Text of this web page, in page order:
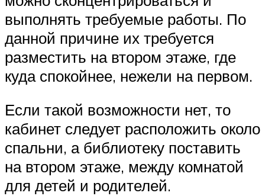
выполнять требуемые работы. По
данной причине их требуется
разместить на втором этаже, где
куда спокойнее, нежели на первом.
Если такой возможности нет, то
кабинет следует расположить около
спальни, а библиотеку поставить
на втором этаже, между комнатой
для детей и родителей.